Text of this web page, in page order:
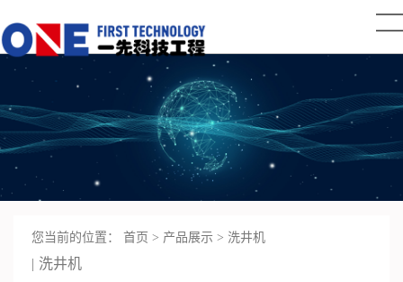
您当前的位置： 首页 > 产品展示 > 洗井机
洗井机